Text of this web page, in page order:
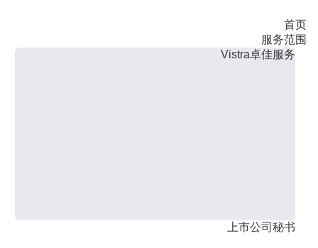
首页
服务范围
Vistra卓佳服务
上市公司秘书